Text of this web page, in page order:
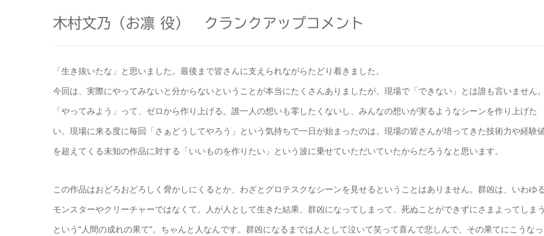
木村文乃（お凛 役） クランクアップコメント
「生き抜いたな」と思いました。最後まで皆さんに支えられながらたどり着きました。
今回は、実際にやってみないと分からないということが本当にたくさんありましたが、現場で「できない」とは誰も言いません。
「やってみよう」って、ゼロから作り上げる。誰一人の想いも零したくないし、みんなの想いが実るようなシーンを作り上げた
い。現場に来る度に毎回「さぁどうしてやろう」という気持ちで一日が始まったのは、現場の皆さんが培ってきた技術力や経験
を超えてくる未知の作品に対する「いいものを作りたい」という波に乗せていただいていたからだろうなと思います。
この作品はおどろおどろしく脅かしにくるとか、わざとグロテスクなシーンを見せるということはありません。群凶は、いわゆる
モンスターやクリーチャーではなくて。人が人として生きた結果、群凶になってしまって、死ぬことができずにさまよってしまう
という“人間の成れの果て”。ちゃんと人なんです。群凶になるまでは人として泣いて笑って喜んで悲しんで、その果てにこうなっ